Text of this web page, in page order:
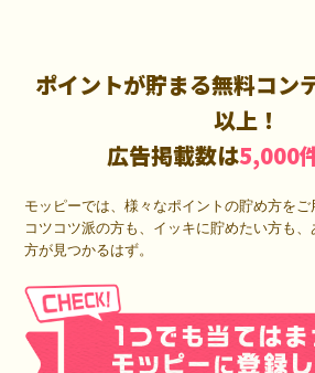
ポイントが貯まる無料コン
以上！
広告掲載数は5,000
モッピーでは、様々なポイントの貯め方をご
コツコツ派の方も、イッキに貯めたい方も
方が見つかるはず。